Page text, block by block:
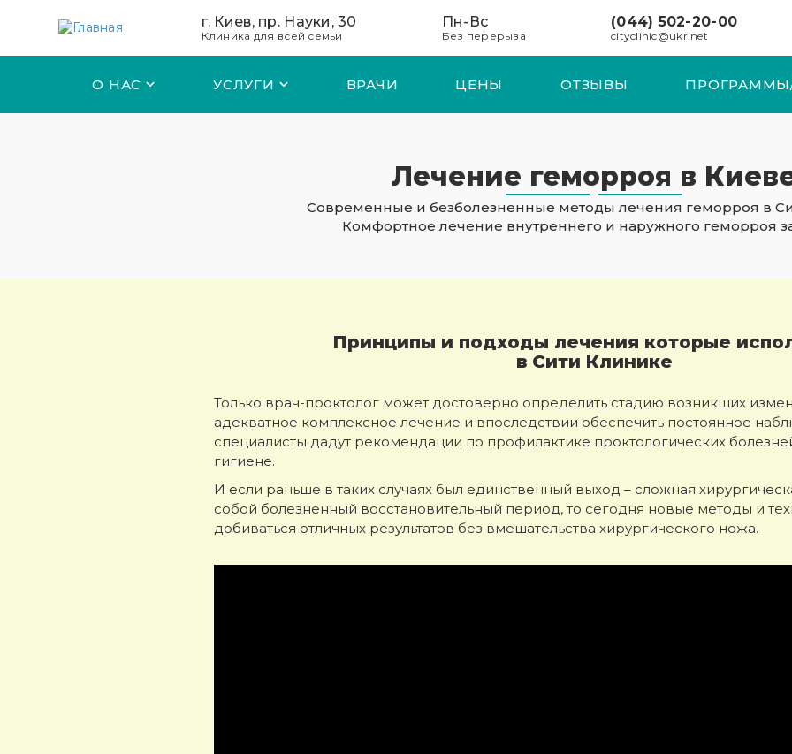
г. Киев, пр. Науки, 30
Клиника для всей семьи
Пн-Вс
Без перерыва
(044) 502-20-00
cityclinic@ukr.net
О НАС УСЛУГИ ВРАЧИ ЦЕНЫ ОТЗЫВЫ
Лечение геморроя в
Современные и безболезненные методы лечения геморроя в
Комфортное лечение внутреннего и наружного геморроя
Принципы и подходы лечения которые
в Сити Клинике
Только врач-проктолог может достоверно определить стадию возникших
адекватное комплексное лечение и впоследствии обеспечить постоянное
специалисты дадут рекомендации по профилактике проктологических
гигиене.
И если раньше в таких случаях был единственный выход – сложная
собой болезненный восстановительный период, то сегодня новые методы и
добиваться отличных результатов без вмешательства хирургического ножа.